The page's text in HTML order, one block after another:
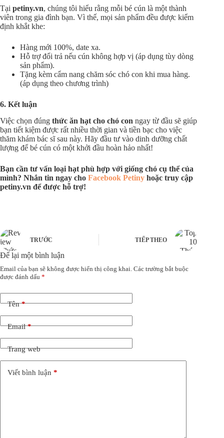
Tại petiny.vn, chúng tôi hiểu rằng mỗi bé cún là một thành
viên trong gia đình bạn. Vì thế, mọi sản phẩm đều được kiểm
định khắt khe:
Hàng mới 100%, date xa.
Hỗ trợ đổi trả nếu cún không hợp vị (áp dụng tùy dòng
sản phẩm).
Tặng kèm cẩm nang chăm sóc chó con khi mua hàng.
(áp dụng theo chương trình)
6. Kết luận
Việc chọn đúng thức ăn hạt cho chó con ngay từ đầu sẽ giúp
bạn tiết kiệm được rất nhiều thời gian và tiền bạc cho việc
thăm khám bác sĩ sau này. Hãy đầu tư vào dinh dưỡng chất
lượng để bé cún có một khởi đầu hoàn hảo nhất!
Bạn cần tư vấn loại hạt phù hợp với giống chó cụ thể của
mình? Nhắn tin ngay cho Facebook Petiny hoặc truy cập
petiny.vn để được hỗ trợ!
TRƯỚC TIẾP THEO
Để lại một bình luận
Email của bạn sẽ không được hiển thị công khai. Các trường bắt buộc
được đánh dấu *
Tên*
Email*
Trang web
Viết bình luận *